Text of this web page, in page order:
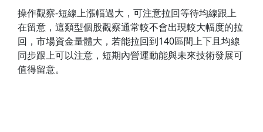
操作觀察-短線上漲幅過大，可注意拉回等待均線跟上
在留意，這類型個股觀察通常較不會出現較大幅度的拉
回，市場資金量體大，若能拉回到140區間上下且均線
同步跟上可以注意，短期內營運動能與未來技術發展可
值得留意。